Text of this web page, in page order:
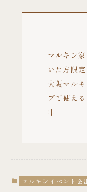
マルキン
いた方限定
大阪マル
プで使え
中
マルキンイベント＆